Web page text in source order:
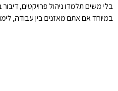
בלי משים תלמדו ניהול פרויקטים,
במיוחד אם אתם מאזנים בין עבודה,